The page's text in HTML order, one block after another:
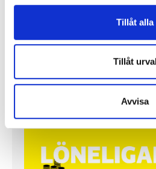
Tillåt alla
Tillåt
Avvisa
Så mycket tjänar
Så mycket tjänar 260